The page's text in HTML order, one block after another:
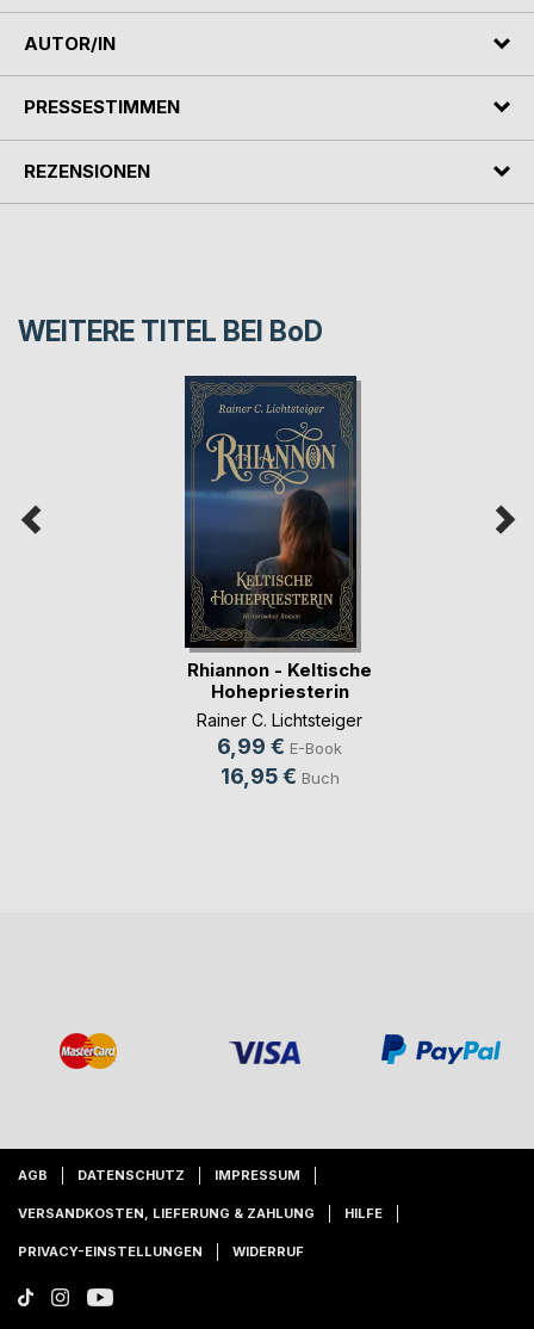
AUTOR/IN
PRESSESTIMMEN
REZENSIONEN
WEITERE TITEL BEI BoD
Rhiannon - Keltische
Hohepriesterin
Rainer C. Lichtsteiger
6,99 € E-Book
16,95 € Buch
AGB DATENSCHUTZ IMPRESSUM
VERSANDKOSTEN, LIEFERUNG & ZAHLUNG HILFE
PRIVACY-EINSTELLUNGEN WIDERRUF